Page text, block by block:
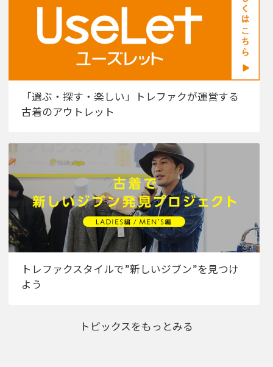
「選ぶ・探す・楽しい」トレファクが運営する
古着のアウトレット
トレファクスタイルで”新しいジブン”を見つけ
よう
トピックスをもっとみる